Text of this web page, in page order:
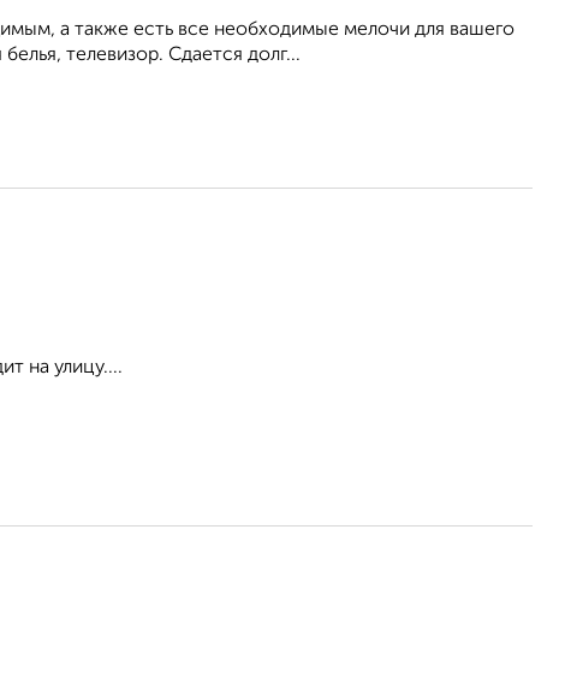
а также есть все необходимые мелочи для вашего
телевизор. Сдается долг...
на улицу....